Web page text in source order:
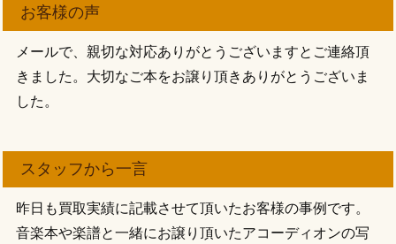
お客様の声
メールで、親切な対応ありがとうございますとご連絡頂
きました。大切なご本をお譲り頂きありがとうございま
した。
スタッフから一言
昨日も買取実績に記載させて頂いたお客様の事例です。
音楽本や楽譜と一緒にお譲り頂いたアコーディオンの写